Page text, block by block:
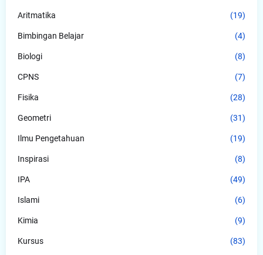
Aritmatika (19)
Bimbingan Belajar (4)
Biologi (8)
CPNS (7)
Fisika (28)
Geometri (31)
Ilmu Pengetahuan (19)
Inspirasi (8)
IPA (49)
Islami (6)
Kimia (9)
Kursus (83)